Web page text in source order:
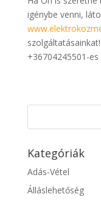
igénybe venni,
+36704245501-
Kategóriák
Adás-Vétel
Álláslehetőség